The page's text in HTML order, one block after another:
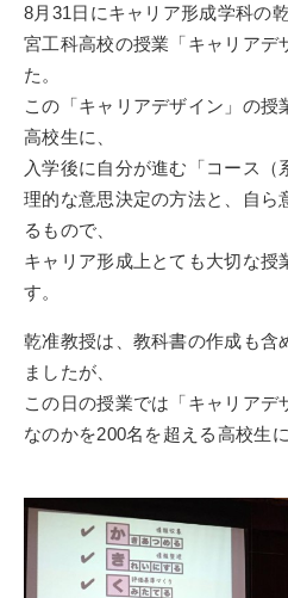
8月31日にキャリア形成学科の
宮工科高校の授業「キャリアデ
た。
この「キャリアデザイン」の授
高校生に、
入学後に自分が進む「コース（
理的な意思決定の方法と、自ら
るもので、
キャリア形成上とても大切な授
す。
乾准教授は、教科書の作成も含
ましたが、
この日の授業では「キャリアデ
なのかを200名を超える高校生